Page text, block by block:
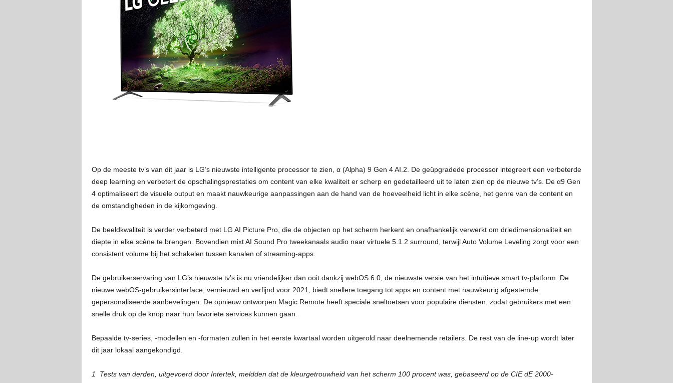
Op de meeste tv’s van dit jaar is LG’s nieuwste intelligente processor te zien, α (Alpha) 9 Gen 4 AI.2. De geüpgradede processor integreert een verbeterde
deep learning en verbetert de opschalingsprestaties om content van elke kwaliteit er scherp en gedetailleerd uit te laten zien op de nieuwe tv’s. De α9 Gen
4 optimaliseert de visuele output en maakt nauwkeurige aanpassingen aan de hand van de hoeveelheid licht in elke scène, het genre van de content en
de omstandigheden in de kijkomgeving.
De beeldkwaliteit is verder verbeterd met LG AI Picture Pro, die de objecten op het scherm herkent en onafhankelijk verwerkt om driedimensionaliteit en
diepte in elke scène te brengen. Bovendien mixt AI Sound Pro tweekanaals audio naar virtuele 5.1.2 surround, terwijl Auto Volume Leveling zorgt voor een
consistent volume bij het schakelen tussen kanalen of streaming-apps.
De gebruikerservaring van LG’s nieuwste tv’s is nu vriendelijker dan ooit dankzij webOS 6.0, de nieuwste versie van het intuïtieve smart tv-platform. De
nieuwe webOS-gebruikersinterface, vernieuwd en verfijnd voor 2021, biedt snellere toegang tot apps en content met nauwkeurig afgestemde
gepersonaliseerde aanbevelingen. De opnieuw ontworpen Magic Remote heeft speciale sneltoetsen voor populaire diensten, zodat gebruikers met een
snelle druk op de knop naar hun favoriete services kunnen gaan.
Bepaalde tv-series, -modellen en -formaten zullen in het eerste kwartaal worden uitgerold naar deelnemende retailers. De rest van de line-up wordt later
dit jaar lokaal aangekondigd.
1 Tests van derden, uitgevoerd door Intertek, meldden dat de kleurgetrouwheid van het scherm 100 procent was, gebaseerd op de CIE dE 2000-